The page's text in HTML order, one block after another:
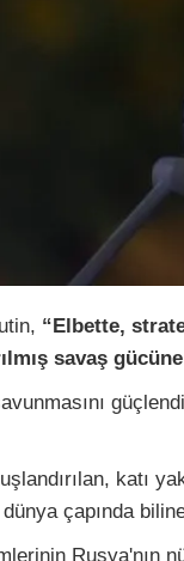
“Elbette,
savaş
katı
çapında
Rusya'nın